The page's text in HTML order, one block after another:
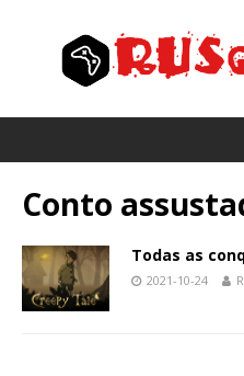
Conto
Todas as
2021-10-24